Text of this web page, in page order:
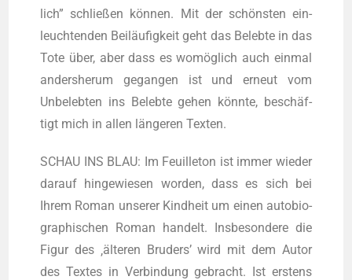
lich” schlie­ßen kön­nen. Mit der schöns­ten ein­
leuch­ten­den Bei­läu­fig­keit geht das Beleb­te in das
Tote über, aber dass es womög­lich auch ein­mal
anders­her­um gegan­gen ist und erneut vom
Unbe­leb­ten ins Beleb­te gehen könn­te, beschäf­
tigt mich in allen län­ge­ren Texten.
SCHAU INS BLAU: Im Feuil­le­ton ist immer wie­der
dar­auf hin­ge­wie­sen wor­den, dass es sich bei
Ihrem Roman unse­rer Kind­heit um einen auto­bio­
gra­phi­schen Roman han­delt. Ins­be­son­de­re die
Figur des ‚älte­ren Bru­ders’ wird mit dem Autor
des Tex­tes in Ver­bin­dung gebracht. Ist ers­tens